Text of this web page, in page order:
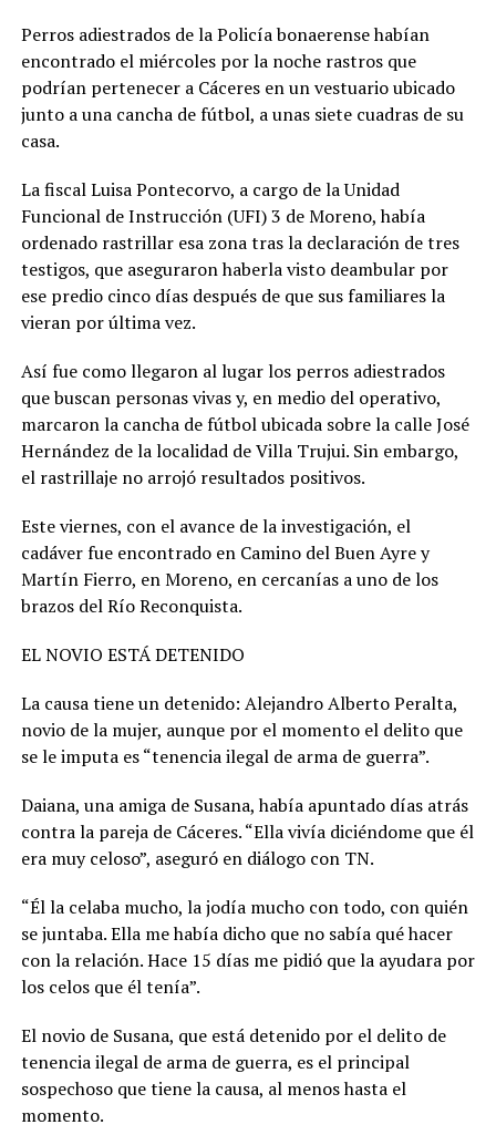
Perros adiestrados de la Policía bonaerense habían
encontrado el miércoles por la noche rastros que
podrían pertenecer a Cáceres en un vestuario ubicado
junto a una cancha de fútbol, a unas siete cuadras de su
casa.
La fiscal Luisa Pontecorvo, a cargo de la Unidad
Funcional de Instrucción (UFI) 3 de Moreno, había
ordenado rastrillar esa zona tras la declaración de tres
testigos, que aseguraron haberla visto deambular por
ese predio cinco días después de que sus familiares la
vieran por última vez.
Así fue como llegaron al lugar los perros adiestrados
que buscan personas vivas y, en medio del operativo,
marcaron la cancha de fútbol ubicada sobre la calle José
Hernández de la localidad de Villa Trujui. Sin embargo,
el rastrillaje no arrojó resultados positivos.
Este viernes, con el avance de la investigación, el
cadáver fue encontrado en Camino del Buen Ayre y
Martín Fierro, en Moreno, en cercanías a uno de los
brazos del Río Reconquista.
EL NOVIO ESTÁ DETENIDO
La causa tiene un detenido: Alejandro Alberto Peralta,
novio de la mujer, aunque por el momento el delito que
se le imputa es “tenencia ilegal de arma de guerra”.
Daiana, una amiga de Susana, había apuntado días atrás
contra la pareja de Cáceres. “Ella vivía diciéndome que él
era muy celoso”, aseguró en diálogo con TN.
“Él la celaba mucho, la jodía mucho con todo, con quién
se juntaba. Ella me había dicho que no sabía qué hacer
con la relación. Hace 15 días me pidió que la ayudara por
los celos que él tenía”.
El novio de Susana, que está detenido por el delito de
tenencia ilegal de arma de guerra, es el principal
sospechoso que tiene la causa, al menos hasta el
momento.